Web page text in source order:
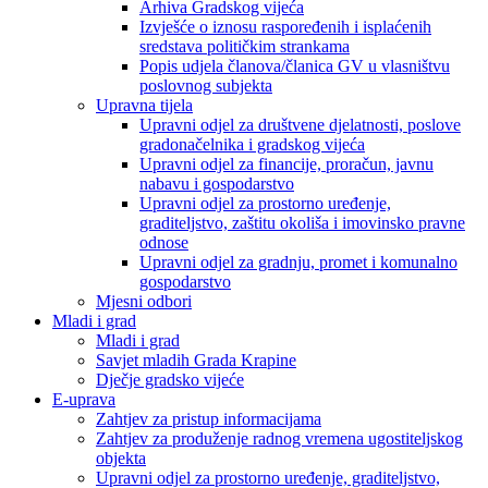
Arhiva Gradskog vijeća
Izvješće o iznosu raspoređenih i isplaćenih
sredstava političkim strankama
Popis udjela članova/članica GV u vlasništvu
poslovnog subjekta
Upravna tijela
Upravni odjel za društvene djelatnosti, poslove
gradonačelnika i gradskog vijeća
Upravni odjel za financije, proračun, javnu
nabavu i gospodarstvo
Upravni odjel za prostorno uređenje,
graditeljstvo, zaštitu okoliša i imovinsko pravne
odnose
Upravni odjel za gradnju, promet i komunalno
gospodarstvo
Mjesni odbori
Mladi i grad
Mladi i grad
Savjet mladih Grada Krapine
Dječje gradsko vijeće
E-uprava
Zahtjev za pristup informacijama
Zahtjev za produženje radnog vremena ugostiteljskog
objekta
Upravni odjel za prostorno uređenje, graditeljstvo,